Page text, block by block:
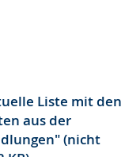
Liste mit den
aus der
(nicht